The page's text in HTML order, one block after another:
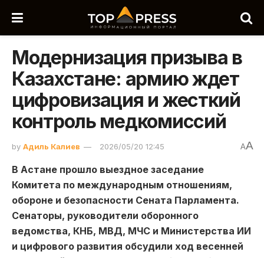
Модернизация призыва в
Казахстане: армию ждет
цифровизация и жесткий
контроль медкомиссий
by Адиль Калиев 2026/05/20 12:45 AA
В Астане прошло выездное заседание
Комитета по международным отношениям,
обороне и безопасности Сената Парламента.
Сенаторы, руководители оборонного
ведомства, КНБ, МВД, МЧС и Министерства ИИ
и цифрового развития обсудили ход весенней